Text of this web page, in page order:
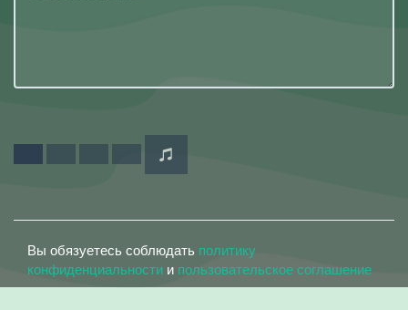
Вы обязуетесь соблюдать политику
конфиденциальности и пользовательское соглашение